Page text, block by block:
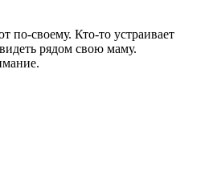
по-своему. Кто-то устраивает
рядом свою маму.